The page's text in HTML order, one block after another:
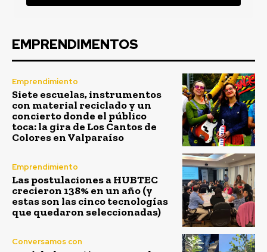
EMPRENDIMENTOS
Emprendimiento
Siete escuelas, instrumentos
con material reciclado y un
concierto donde el público
toca: la gira de Los Cantos de
Colores en Valparaíso
Emprendimiento
Las postulaciones a HUBTEC
crecieron 138% en un año (y
estas son las cinco tecnologías
que quedaron seleccionadas)
Conversamos con